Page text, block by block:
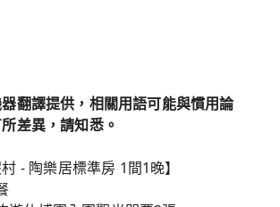
翻譯提供，相關用語可能與慣用論
差異，請知悉。
- 陶樂居標準房 1間1晚】